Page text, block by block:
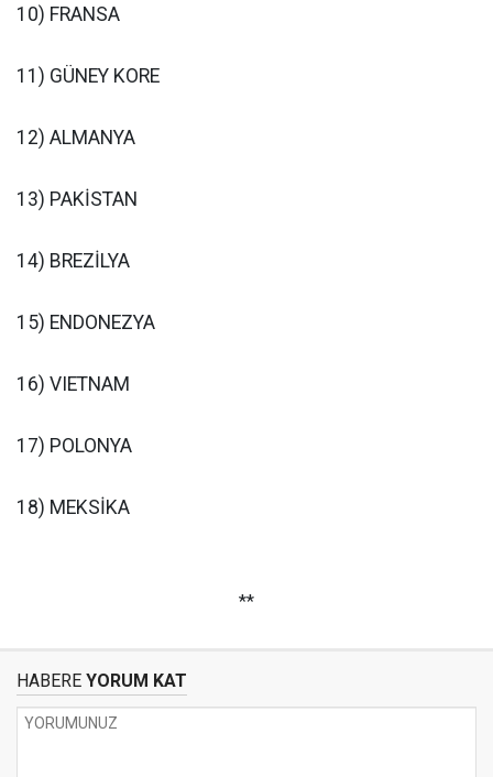
10) FRANSA
11) GÜNEY KORE
12) ALMANYA
13) PAKİSTAN
14) BREZİLYA
15) ENDONEZYA
16) VIETNAM
17) POLONYA
18) MEKSİKA
**
HABERE YORUM KAT